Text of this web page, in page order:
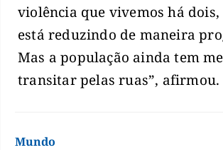
violência que vivemos há
está reduzindo de maneira
Mas a população ainda tem
transitar pelas ruas”, afirmou.
Mundo